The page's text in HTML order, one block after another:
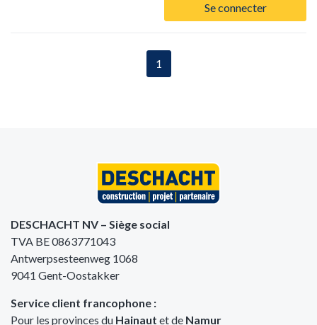
Se connecter
1
DESCHACHT NV – Siège social
TVA BE 0863771043
Antwerpsesteenweg 1068
9041 Gent-Oostakker
Service client francophone :
Pour les provinces du Hainaut et de Namur